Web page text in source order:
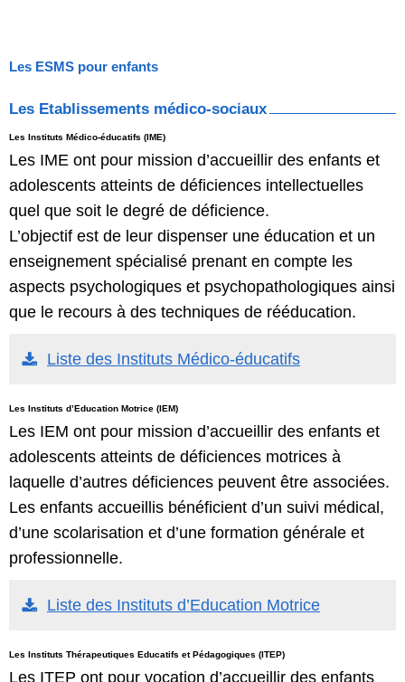
Les ESMS pour enfants
Les Etablissements médico-sociaux
Les Instituts Médico-éducatifs (IME)
Les IME ont pour mission d’accueillir des enfants et
adolescents atteints de déficiences intellectuelles
quel que soit le degré de déficience.
L’objectif est de leur dispenser une éducation et un
enseignement spécialisé prenant en compte les
aspects psychologiques et psychopathologiques ainsi
que le recours à des techniques de rééducation.
Liste des Instituts Médico-éducatifs
Les Instituts d’Education Motrice (IEM)
Les IEM ont pour mission d’accueillir des enfants et
adolescents atteints de déficiences motrices à
laquelle d’autres déficiences peuvent être associées.
Les enfants accueillis bénéficient d’un suivi médical,
d’une scolarisation et d’une formation générale et
professionnelle.
Liste des Instituts d’Education Motrice
Les Instituts Thérapeutiques Educatifs et Pédagogiques (ITEP)
Les ITEP ont pour vocation d’accueillir des enfants